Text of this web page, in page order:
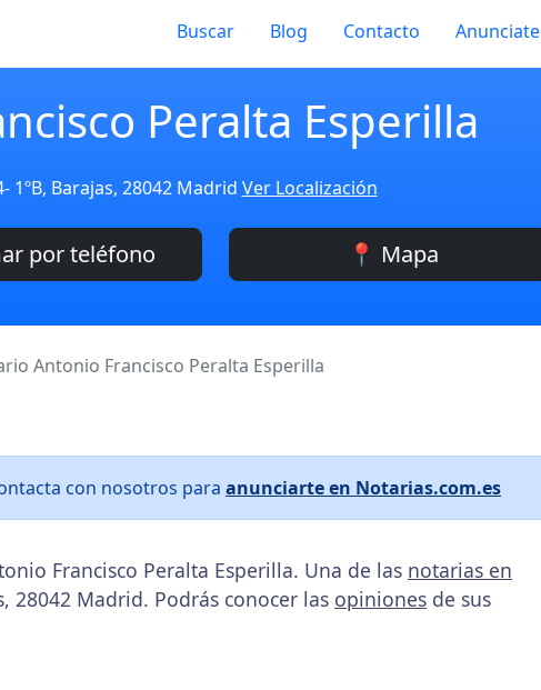
Buscar Blog Contacto Anunciate
Peralta Esperilla
1ºB, Barajas, 28042 Madrid Ver Localización
por teléfono 📍 Mapa
Antonio Francisco Peralta Esperilla
con nosotros para anunciarte en Notarias.com.es
Francisco Peralta Esperilla. Una de las notarias en
28042 Madrid. Podrás conocer las opiniones de sus